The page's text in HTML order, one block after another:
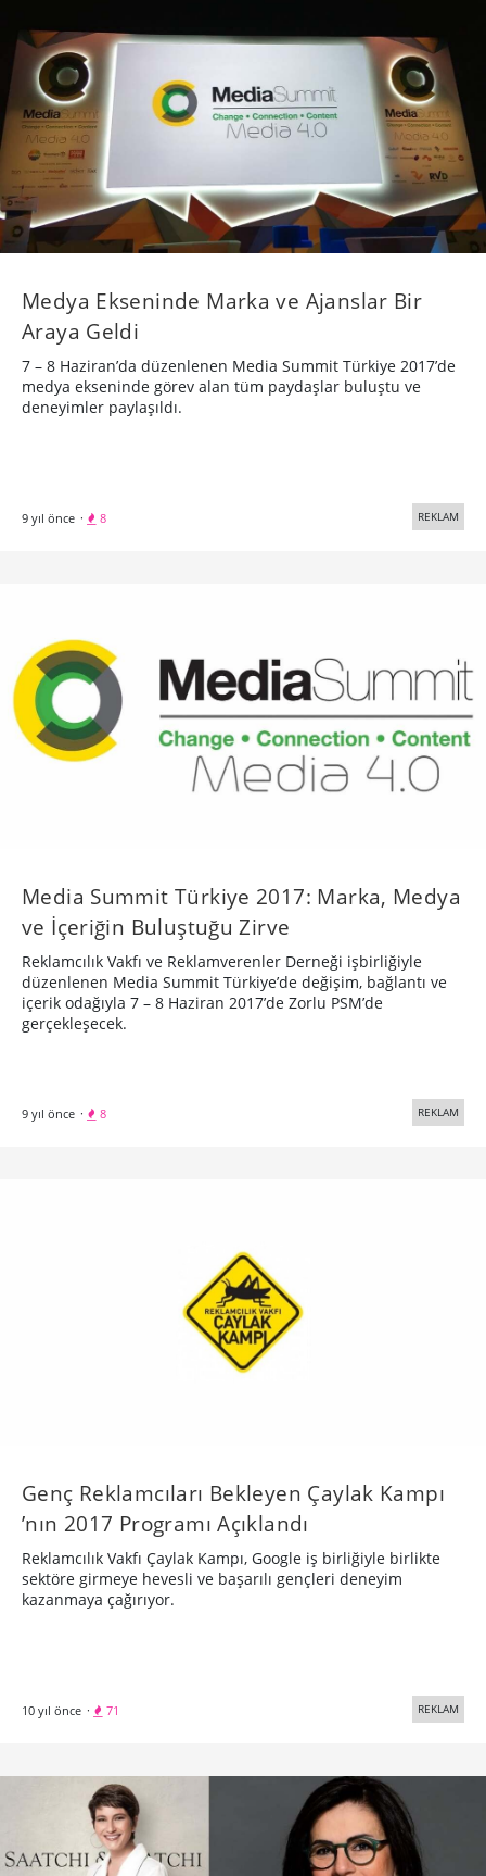
Medya Ekseninde Marka ve Ajanslar Bir
Araya Geldi
7 – 8 Haziran’da düzenlenen Media Summit Türkiye 2017’de
medya ekseninde görev alan tüm paydaşlar buluştu ve
deneyimler paylaşıldı.
9 yıl önce · 8 REKLAM
Media Summit Türkiye 2017: Marka, Medya
ve İçeriğin Buluştuğu Zirve
Reklamcılık Vakfı ve Reklamverenler Derneği işbirliğiyle
düzenlenen Media Summit Türkiye’de değişim, bağlantı ve
içerik odağıyla 7 – 8 Haziran 2017’de Zorlu PSM’de
gerçekleşecek.
9 yıl önce · 8 REKLAM
Genç Reklamcıları Bekleyen Çaylak Kampı​
’nın 2017 Programı Açıklandı
Reklamcılık Vakfı Çaylak Kampı, Google iş birliğiyle birlikte
sektöre girmeye hevesli ve başarılı gençleri deneyim
kazanmaya çağırıyor.
10 yıl önce · 71 REKLAM